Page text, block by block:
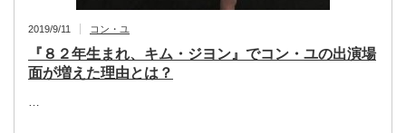
2019/9/11 コン・ユ
『８２年生まれ、キム・ジヨン』でコン・ユの出演場
面が増えた理由とは？
…